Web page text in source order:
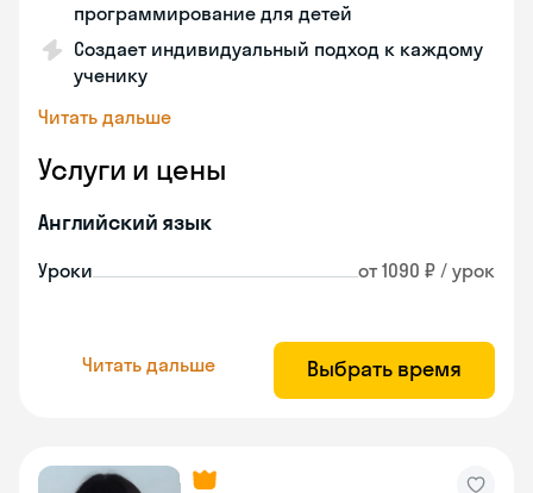
программирование для детей
Создает индивидуальный подход к каждому
ученику
Читать дальше
Услуги и цены
Английский язык
Уроки от 1090 ₽ / урок
Читать дальше Выбрать время